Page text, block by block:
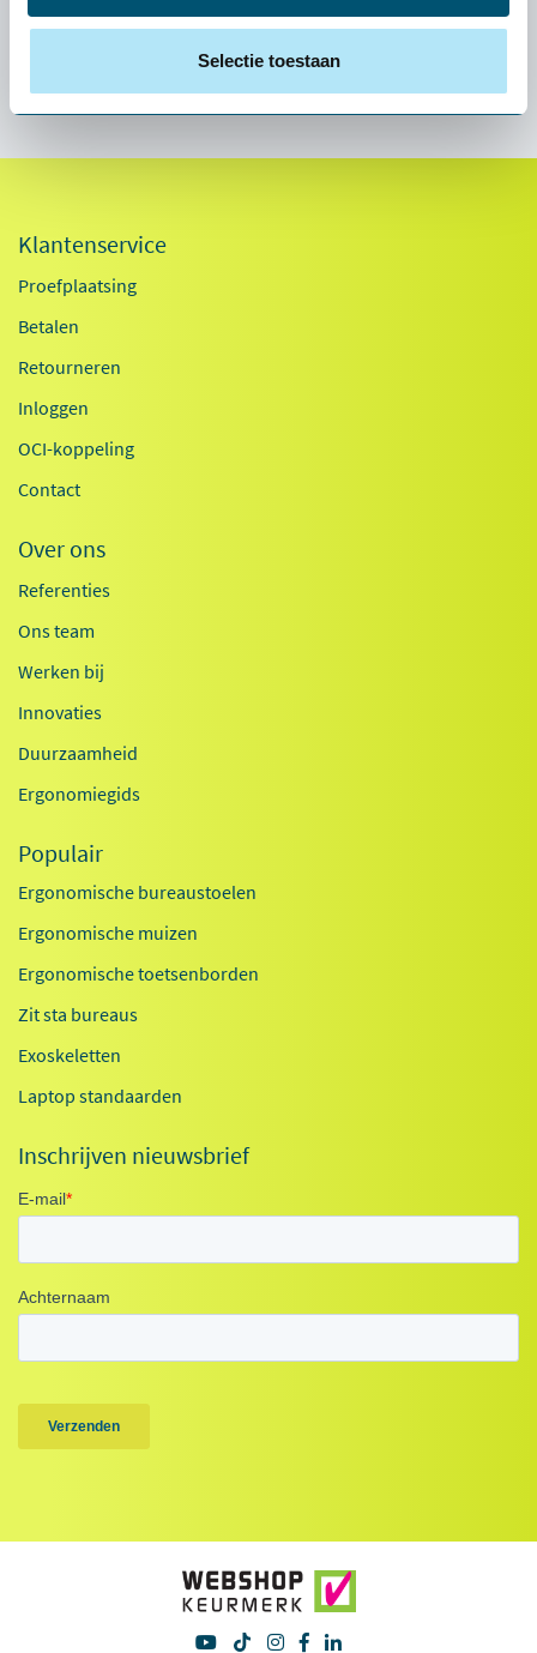
Selectie toestaan
Heine de Bruin
Klantenservice
Proefplaatsing
Betalen
Retourneren
Inloggen
OCI-koppeling
Contact
Over ons
Referenties
Ons team
Werken bij
Innovaties
Duurzaamheid
Ergonomiegids
Populair
Ergonomische bureaustoelen
Ergonomische muizen
Ergonomische toetsenborden
Zit sta bureaus
Exoskeletten
Laptop standaarden
Inschrijven nieuwsbrief